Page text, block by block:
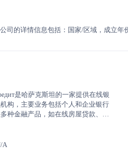
司的详情信息包括：国家/区域，成立年
是哈萨克斯坦的一家提供在线银
构，主要业务包括个人和企业银行
种金融产品，如在线房屋贷款、各
、国际汇款、支付服务等。
A